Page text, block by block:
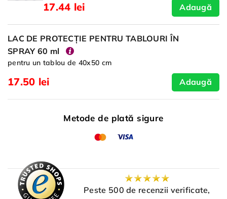
17.44 lei Adaugă
LAC DE PROTECȚIE PENTRU TABLOURI ÎN
SPRAY 60 ml
pentru un tablou de 40x50 cm
17.50 lei Adaugă
Metode de plată sigure
Peste 500 de recenzii verificate,